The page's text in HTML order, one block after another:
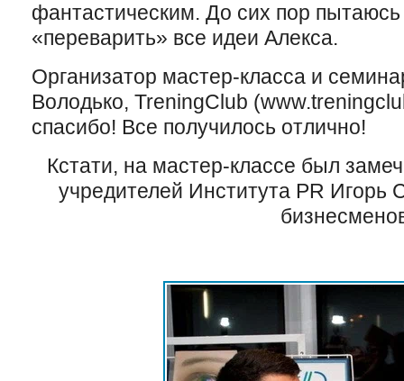
фантастическим. До сих пор пытаюсь
«переварить» все идеи Алекса.
Организатор мастер-класса и
Володько, TreningClub
спасибо! Все получилось отлично!
Кстати, на мастер-классе был
учредителей Института PR Игорь